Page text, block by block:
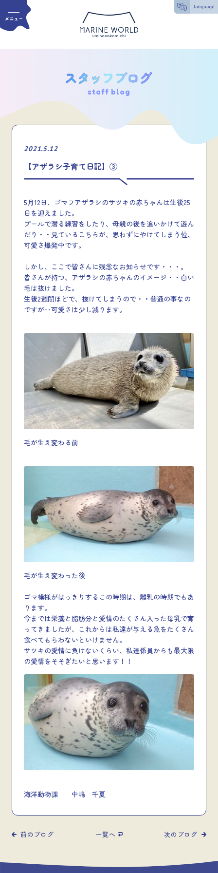
staff blog
2021.5.12
【アザラシ子育て日記】③
5月12日、ゴマフアザラシのサツキの赤ちゃんは生後25
日を迎えました。
プールで潜る練習をしたり、母親の後を追いかけて遊ん
だり・・見ているこちらが、思わずにやけてしまう位、
可愛さ爆発中です。
しかし、ここで皆さんに残念なお知らせです・・・。
皆さんが持つ、アザラシの赤ちゃんのイメージ・・白い
毛は抜けました。
生後2週間ほどで、抜けてしまうので・・普通の事なの
ですが‥可愛さは少し減ります。
毛が生え変わる前
毛が生え変わった後
ゴマ模様がはっきりするこの時期は、離乳の時期でもあ
ります。
今までは栄養と脂肪分と愛情のたくさん入った母乳で育
ってきましたが、これからは私達が与える魚をたくさん
食べてもらわないといけません。
サツキの愛情に負けないくらい、私達係員からも最大限
の愛情をそそぎたいと思います！！
海洋動物課 中嶋 千夏
前のブログ 一覧へ 次のブログ